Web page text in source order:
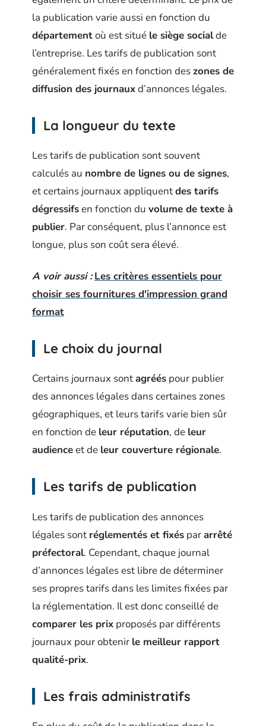
la publication varie aussi en fonction du
départementoù est situé le siège socialde
l’entreprise. Les tarifs de publication sont
généralement fixés en fonction deszones de
diffusion des journauxd’annonces légales.
La longueur du texte
Les tarifs de publication sont souvent
calculés au nombre de lignes ou de signes,
et certains journaux appliquentdes tarifs
dégressifsen fonction du volume de texte à
publier. Par conséquent, plus l’annonce est
longue, plus son coût sera élevé.
A voir aussi : Les critères essentiels pour
choisir ses fournitures d'impression grand
format
Le choix du journal
Certains journaux sontagréés pour publier
des annonces légales dans certaines zones
géographiques, et leurs tarifs varie bien sûr
en fonction de leur réputation, de leur
audienceet de leur couverture régionale.
Les tarifs de publication
Les tarifs de publication des annonces
légales sont réglementés et fixés pararrêté
préfectoral. Cependant, chaque journal
d’annonces légales est libre de déterminer
ses propres tarifs dans les limites fixées par
la réglementation. Il est donc conseillé de
comparer les prix proposés par différents
journaux pour obtenir le meilleur rapport
qualité-prix.
Les frais administratifs